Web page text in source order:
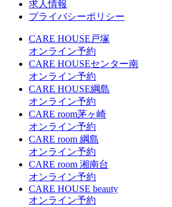
求人情報
プライバシーポリシー
CARE HOUSE戸塚
オンライン予約
CARE HOUSEセンター南
オンライン予約
CARE HOUSE綱島
オンライン予約
CARE room茅ヶ崎
オンライン予約
CARE room 綱島
オンライン予約
CARE room 湘南台
オンライン予約
CARE HOUSE beauty
オンライン予約